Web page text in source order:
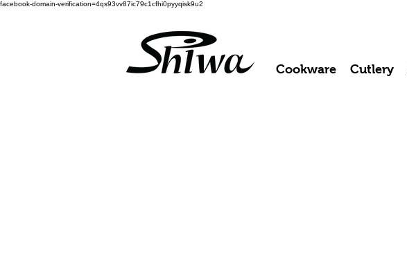
facebook-domain-verification=4qs93vv87ic79c1cfhi0pyyqisk9u2
Cookware Cutlery